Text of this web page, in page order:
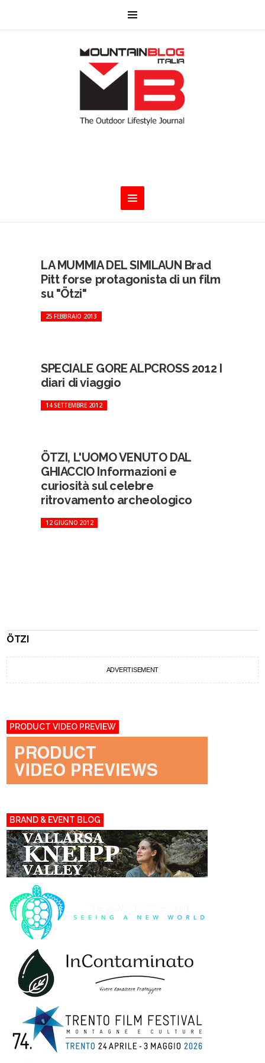
LA MUMMIA DEL SIMILAUN Brad
Pitt forse protagonista di un film
su "Ötzi"
25 FEBBRAIO 2013
SPECIALE GORE ALPCROSS 2012 I
diari di viaggio
14 SETTEMBRE 2012
ÖTZI, L'UOMO VENUTO DAL
GHIACCIO Informazioni e
curiosità sul celebre
ritrovamento archeologico
12 GIUGNO 2012
ÖTZI
ADVERTISEMENT
PRODUCT VIDEO PREVIEW
BRAND & EVENT BLOG